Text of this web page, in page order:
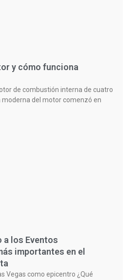
y cómo funciona
de combustión interna de cuatro
moderna del motor comenzó en
a los Eventos
importantes en el
Vegas como epicentro ¿Qué